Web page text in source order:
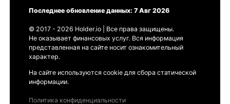
Последнее обновление данных: 7 Авг 2026
© 2017 - 2026 Holder.io | Все права защищены.
Не оказывает финансовых услуг. Вся информация
представленная на сайте носит ознакомительный
характер.
На сайте используются cookie для сбора статической
информации.
Политика конфиденциальности